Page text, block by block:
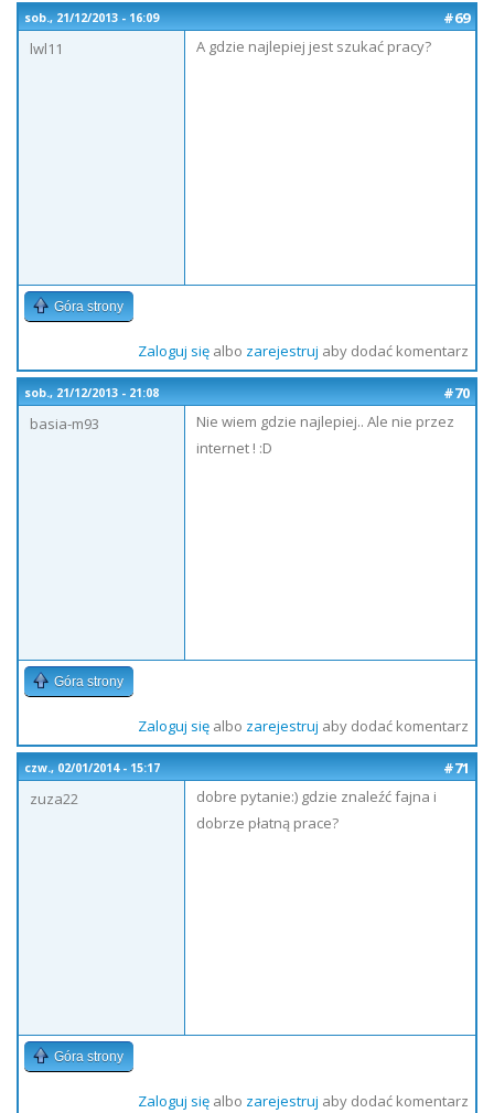
sob., 21/12/2013 - 16:09
#69
lwl11
A gdzie najlepiej jest szukać pracy?
Góra strony
Zaloguj sięalbo zarejestruj aby dodać komentarz
sob., 21/12/2013 - 21:08
#70
basia-m93
Nie wiem gdzie najlepiej.. Ale nie przez
internet ! :D
Góra strony
Zaloguj sięalbo zarejestruj aby dodać komentarz
czw., 02/01/2014 - 15:17
#71
zuza22
dobre pytanie:) gdzie znaleźć fajna i
dobrze płatną prace?
Góra strony
Zaloguj sięalbo zarejestruj aby dodać komentarz